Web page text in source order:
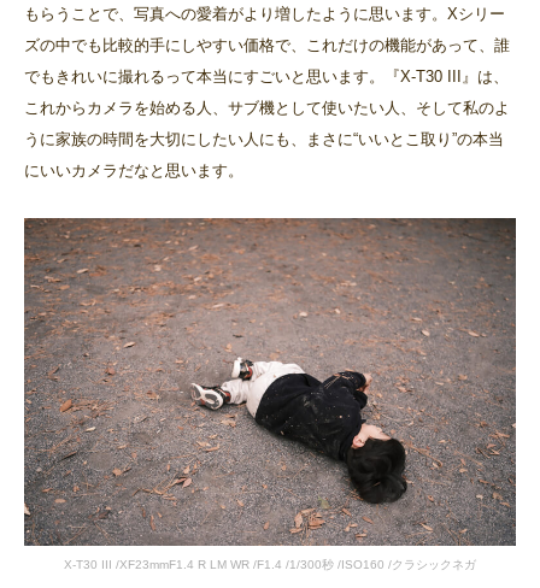
もらうことで、写真への愛着がより増したように思います。Xシリー
ズの中でも比較的手にしやすい価格で、これだけの機能があって、誰
でもきれいに撮れるって本当にすごいと思います。『X-T30 III』は、
これからカメラを始める人、サブ機として使いたい人、そして私のよ
うに家族の時間を大切にしたい人にも、まさに“いいとこ取り”の本当
にいいカメラだなと思います。
X-T30 III /XF23mmF1.4 R LM WR /F1.4 /1/300秒 /ISO160 /クラシックネガ